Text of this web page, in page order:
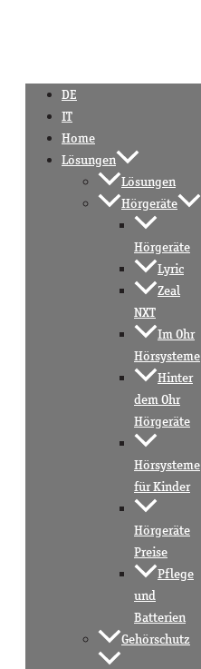
DE
IT
Home
Lösungen
Lösungen
Hörgeräte
Hörgeräte
Lyric
Zeal
NXT
Im Ohr
Hörsysteme
Hinter
dem Ohr
Hörgeräte
Hörsysteme
für Kinder
Hörgeräte
Preise
Pflege
und
Batterien
Gehörschutz